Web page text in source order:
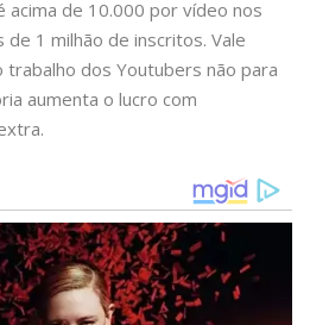
de 10.000 por vídeo nos
de 1 milhão de inscritos. Vale
dos Youtubers não para
aumenta o lucro com